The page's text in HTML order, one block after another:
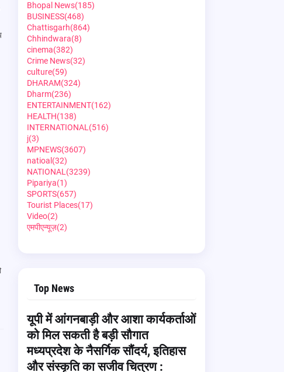
Bhopal News(185)
BUSINESS(468)
Chattisgarh(864)
Chhindwara(8)
cinema(382)
Crime News(32)
culture(59)
DHARAM(324)
Dharm(236)
ENTERTAINMENT(162)
HEALTH(138)
INTERNATIONAL (516)
j(3)
MPNEWS(3607)
natioal (32)
NATIONAL (3239)
Pipariya(1)
SPORTS(657)
Tourist Places(17)
Video(2)
एमपीएन्यूज़(2)
Top News
यूपी में आंगनबाड़ी और आशा कार्यकर्ताओं
को मिल सकती है बड़ी सौगात
मध्यप्रदेश के नैसर्गिक सौंदर्य, इतिहास
और संस्कृति का सजीव चित्रण :